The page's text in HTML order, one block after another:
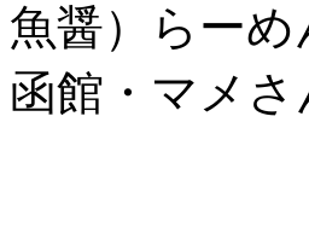
魚醤）らー
函館・マメ